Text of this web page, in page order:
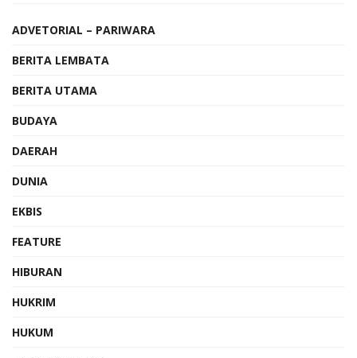
ADVETORIAL – PARIWARA
BERITA LEMBATA
BERITA UTAMA
BUDAYA
DAERAH
DUNIA
EKBIS
FEATURE
HIBURAN
HUKRIM
HUKUM